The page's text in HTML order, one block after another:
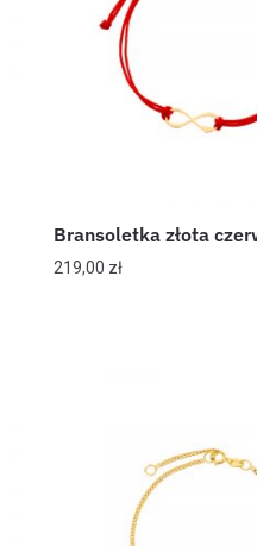
Bransoletka złota
219,00 zł